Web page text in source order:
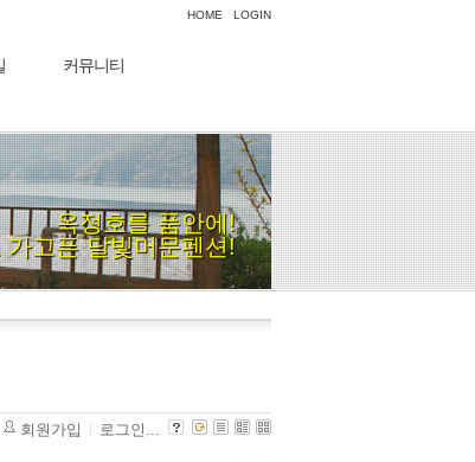
HOME LOGIN
커뮤니티
옥정호를 품안에!
고픈 달빛머문펜션!
회원가입 로그인...